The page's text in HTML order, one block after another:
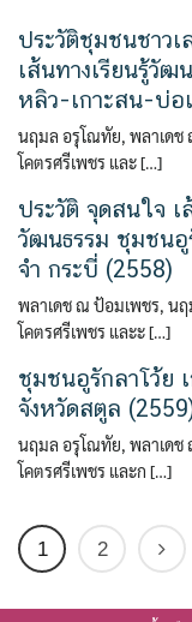
ค้นหา
สำหรับ:
ประวัติชุมชนชาวเ
เส้นทางเรียนรู้วัฒ
หลิว-เกาะสน-บ่
นฤมล อรุโณทัย, พลาเด
โคตรศรีเพชร และ […]
ประวัติ จุดสนใจ เ
วัฒนธรรม ชุมชนอู
จำ กระบี่ (2558)
พลาเดช ณ ป้อมเพชร, น
โคตรศรีเพชร และะ […]
ชุมชนอูรักลาโว้ย
จังหวัดสตูล
นฤมล อรุโณทัย, พลาเดช
โคตรศรีเพชร และก […]
1 2